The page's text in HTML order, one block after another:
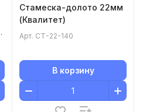
Стамеска-долото 22мм
(Квалитет)
Арт. СТ-22-140
В корзину